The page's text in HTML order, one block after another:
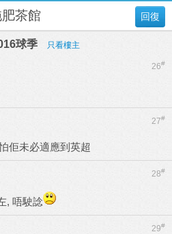
回復
茶館
球季 只看樓主
26#
27#
佢未必適應到英超
28#
, 唔駛諗
29#